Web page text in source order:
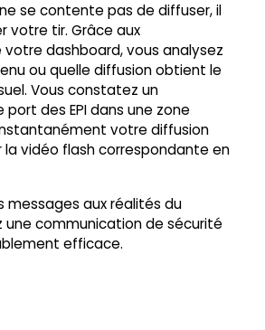
se contente pas de diffuser, il
votre tir. Grâce aux
dashboard, vous analysez
ou quelle diffusion obtient le
Vous constatez un
des EPI dans une zone
votre diffusion
la vidéo flash correspondante en
messages aux réalités du
une communication de sécurité
efficace.